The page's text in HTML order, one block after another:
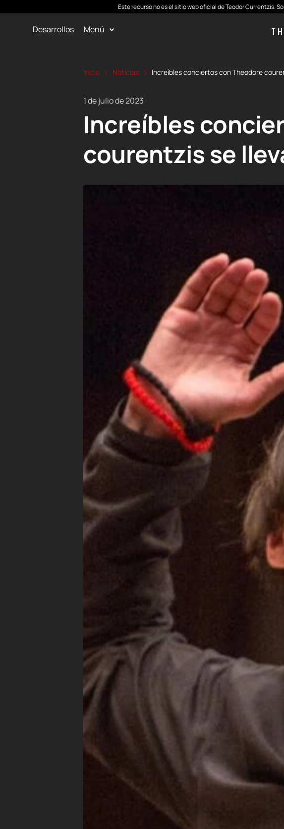
Este recurso no es el sitio web oficial de Teodor Currentzis.
Desarrollos Menú
Inicio Noticias Increíbles conciertos con Theodore
1 de julio de 2023
Increíbles
courentzis se